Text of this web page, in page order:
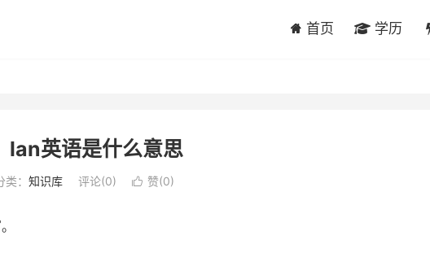
首页 学历
lan英语是什么意思
类： 知识库 评论(0)  赞(0)